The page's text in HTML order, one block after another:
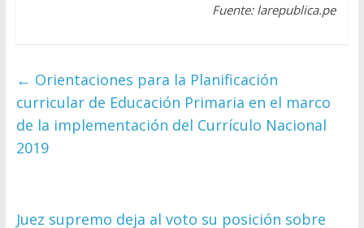
Fuente: larepublica.pe
← Orientaciones para la Planificación
curricular de Educación Primaria en el marco
de la implementación del Currículo Nacional
2019
Juez supremo deja al voto su posición sobre